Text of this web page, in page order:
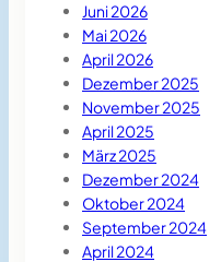
Juni 2026
Mai 2026
April 2026
Dezember 2025
November 2025
April 2025
März 2025
Dezember 2024
Oktober 2024
September 2024
April 2024